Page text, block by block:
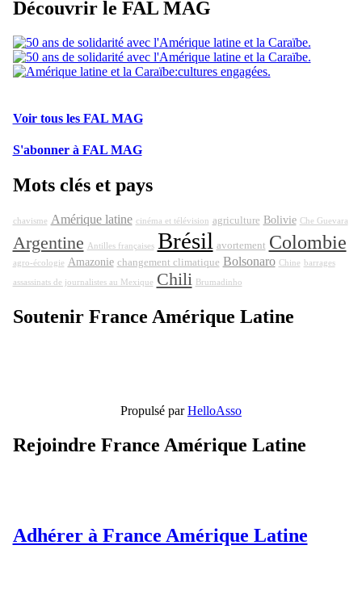
Découvrir le FAL MAG
Voir tous les FAL MAG
S'abonner à FAL MAG
Mots clés et pays
chavisme Amérique latine cinéma et télévision agriculture Bolivie Che Guevara
Argentine Antilles françaises Brésil avortement Colombie
agro-écologie Amazonie changement climatique Bolsonaro Chine barrages
assassinats de journalistes au Mexique Chili Brumadinho
Soutenir France Amérique Latine
Propulsé parHelloAsso
Rejoindre France Amérique Latine
Adhérer à France Amérique Latine